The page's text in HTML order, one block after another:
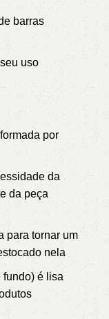
barras
uso
por
da
da peça
para tornar um
nela
fundo) é lisa